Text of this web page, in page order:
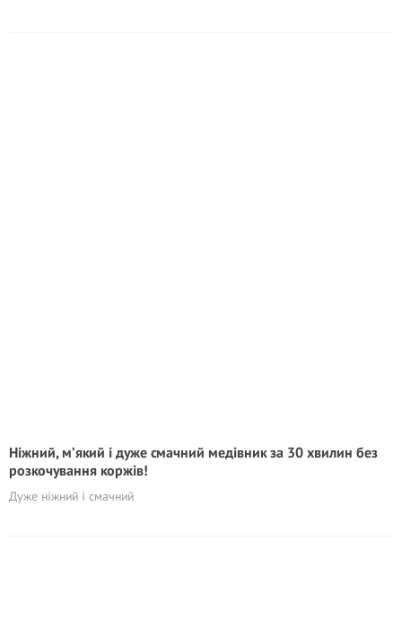
Ніжний, м’який і дуже смачний медівник за 30 хвилин без
розкочування коржів!
Дуже ніжний і смачний